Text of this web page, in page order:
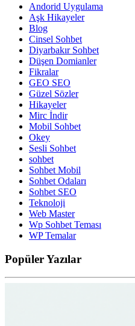
Andorid Uygulama
Aşk Hikayeler
Blog
Cinsel Sohbet
Diyarbakır Sohbet
Düşen Domianler
Fikralar
GEO SEO
Güzel Sözler
Hikayeler
Mirc İndir
Mobil Sohbet
Okey
Sesli Sohbet
sohbet
Sohbet Mobil
Sohbet Odaları
Sohbet SEO
Teknoloji
Web Master
Wp Sohbet Teması
WP Temalar
PopülerYazılar